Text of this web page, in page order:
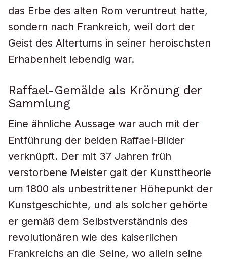
das Erbe des alten Rom veruntreut hatte,
sondern nach Frankreich, weil dort der
Geist des Altertums in seiner heroischsten
Erhabenheit lebendig war.
Raffael-Gemälde als Krönung der
Sammlung
Eine ähnliche Aussage war auch mit der
Entführung der beiden Raffael-Bilder
verknüpft. Der mit 37 Jahren früh
verstorbene Meister galt der Kunsttheorie
um 1800 als unbestrittener Höhepunkt der
Kunstgeschichte, und als solcher gehörte
er gemäß dem Selbstverständnis des
revolutionären wie des kaiserlichen
Frankreichs an die Seine, wo allein seine